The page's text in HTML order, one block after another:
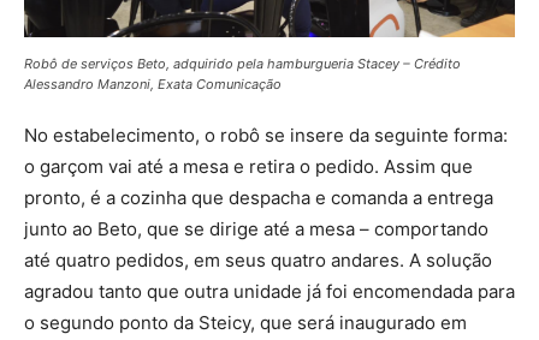
Robô de serviços Beto, adquirido pela hamburgueria Stacey – Crédito
Alessandro Manzoni, Exata Comunicação
No estabelecimento, o robô se insere da seguinte forma:
o garçom vai até a mesa e retira o pedido. Assim que
pronto, é a cozinha que despacha e comanda a entrega
junto ao Beto, que se dirige até a mesa – comportando
até quatro pedidos, em seus quatro andares. A solução
agradou tanto que outra unidade já foi encomendada para
o segundo ponto da Steicy, que será inaugurado em